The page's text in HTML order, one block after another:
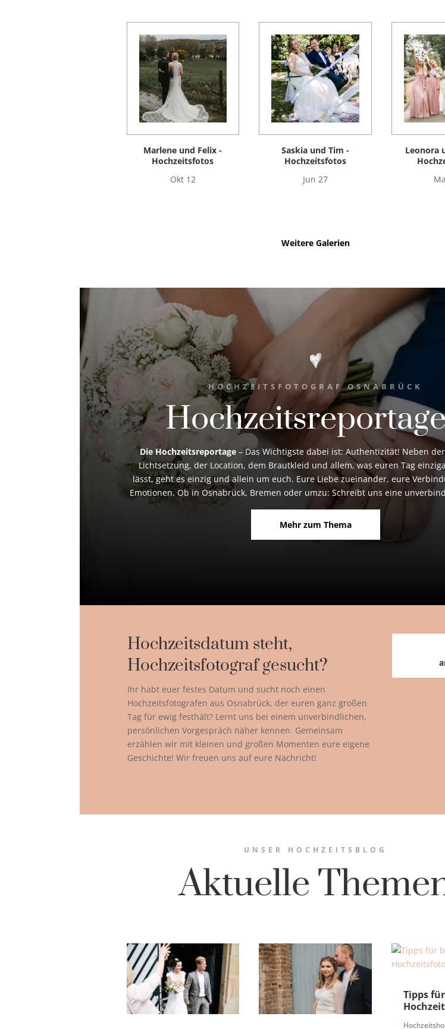
Marlene und Felix -
Hochzeitsfotos
Okt 12
Saskia und Tim -
Hochzeitsfotos
Jun 27
Leonora
Weitere Galerien
HOCHZEITSFOTOGRAF OSNABRÜCK
Die Hochzeitsreportage– Das Wichtigste dabei ist: Authentizität! Neben
Lichtsetzung, der Location, dem Brautkleid und allem, was euren Tag
lässt, geht es einzig und allein um euch. Eure Liebe zueinander, eure
Emotionen. Ob in Osnabrück, Bremen oder umzu: Schreibt uns eine
Mehr zum Thema
Hochzeitsdatum steht,
Hochzeitsfotograf gesucht?
Ihr habt euer festes Datum und sucht noch einen
Hochzeitsfotografen aus Osnabrück, der euren ganz großen
Tag für ewig festhält? Lernt uns bei einem unverbindlichen,
persönlichen Vorgespräch näher kennen. Gemeinsam
erzählen wir mit kleinen und großen Momenten eure eigene
Geschichte! Wir freuen uns auf eure Nachricht!
UNSER HOCHZEITSBLOG
Aktuelle
Tipps